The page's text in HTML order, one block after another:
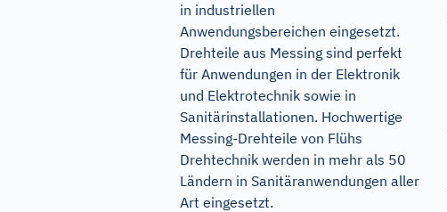
in industriellen
Anwendungsbereichen eingesetzt.
Drehteile aus Messing sind perfekt
für Anwendungen in der Elektronik
und Elektrotechnik sowie in
Sanitärinstallationen. Hochwertige
Messing-Drehteile von Flühs
Drehtechnik werden in mehr als 50
Ländern in Sanitäranwendungen aller
Art eingesetzt.